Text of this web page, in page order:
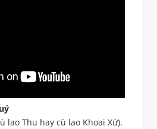
lao Thu hay cù lao Khoai Xứ).